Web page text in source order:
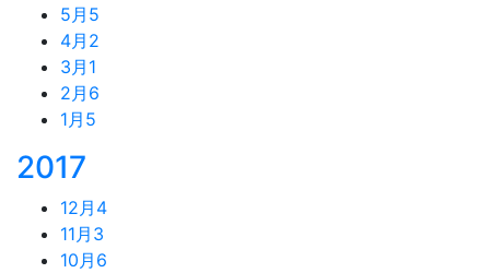
5月 5
4月 2
3月 1
2月 6
1月 5
2017
12月 4
11月 3
10月 6